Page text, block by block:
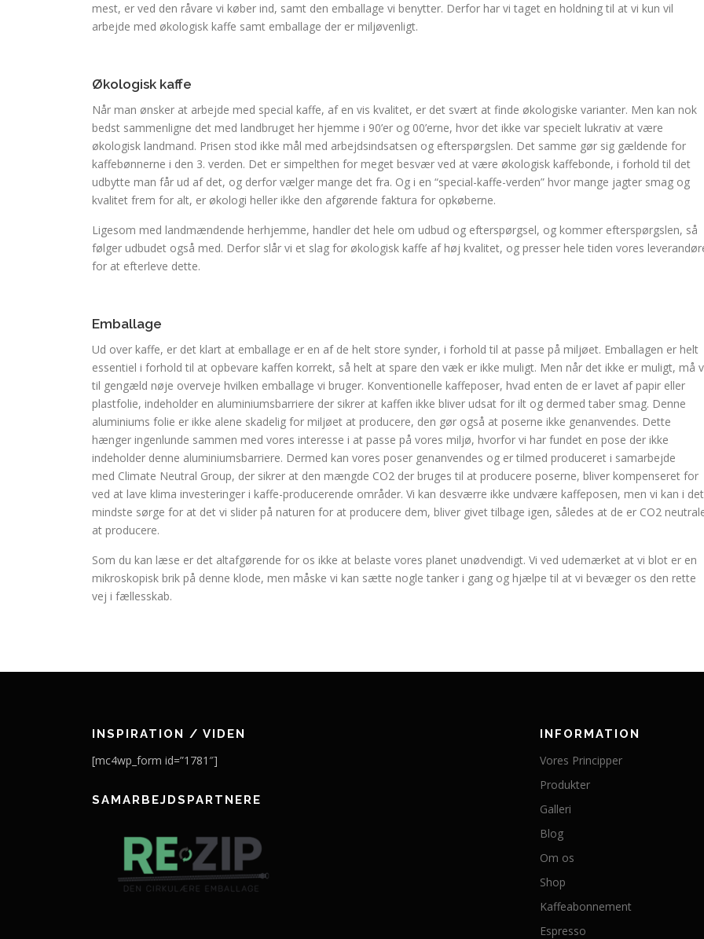
mest, er ved den råvare vi køber ind, samt den emballage vi benytter. Derfor har vi taget en holdning til at vi kun vil
arbejde med økologisk kaffe samt emballage der er miljøvenligt.
Økologisk kaffe
Når man ønsker at arbejde med special kaffe, af en vis kvalitet, er det svært at finde økologiske varianter. Men kan nok
bedst sammenligne det med landbruget her hjemme i 90’er og 00’erne, hvor det ikke var specielt lukrativ at være
økologisk landmand. Prisen stod ikke mål med arbejdsindsatsen og efterspørgslen. Det samme gør sig gældende for
kaffebønnerne i den 3. verden. Det er simpelthen for meget besvær ved at være økologisk kaffebonde, i forhold til det
udbytte man får ud af det, og derfor vælger mange det fra. Og i en “special-kaffe-verden” hvor mange jagter smag og
kvalitet frem for alt, er økologi heller ikke den afgørende faktura for opkøberne.
Ligesom med landmændende herhjemme, handler det hele om udbud og efterspørgsel, og kommer efterspørgslen, så
følger udbudet også med. Derfor slår vi et slag for økologisk kaffe af høj kvalitet, og presser hele tiden vores
for at efterleve dette.
Emballage
Ud over kaffe, er det klart at emballage er en af de helt store synder, i forhold til at passe på miljøet. Emballagen er helt
essentiel i forhold til at opbevare kaffen korrekt, så helt at spare den væk er ikke muligt. Men når det ikke er muligt, må
til gengæld nøje overveje hvilken emballage vi bruger. Konventionelle kaffeposer, hvad enten de er lavet af papir eller
plastfolie, indeholder en aluminiumsbarriere der sikrer at kaffen ikke bliver udsat for ilt og dermed taber smag. Denne
aluminiums folie er ikke alene skadelig for miljøet at producere, den gør også at poserne ikke genanvendes. Dette
hænger ingenlunde sammen med vores interesse i at passe på vores miljø, hvorfor vi har fundet en pose der ikke
indeholder denne aluminiumsbarriere. Dermed kan vores poser genanvendes og er tilmed produceret i samarbejde
med Climate Neutral Group, der sikrer at den mængde CO2 der bruges til at producere poserne, bliver kompenseret for
ved at lave klima investeringer i kaffe-producerende områder. Vi kan desværre ikke undvære kaffeposen, men vi kan i det
mindste sørge for at det vi slider på naturen for at producere dem, bliver givet tilbage igen, således at de er CO2
at producere.
Som du kan læse er det altafgørende for os ikke at belaste vores planet unødvendigt. Vi ved udemærket at vi blot er en
mikroskopisk brik på denne klode, men måske vi kan sætte nogle tanker i gang og hjælpe til at vi bevæger os den rette
vej i fællesskab.
INSPIRATION / VIDEN
[mc4wp_form id=”1781″]
SAMARBEJDSPARTNERE
INFORMATION
Vores Principper
Produkter
Galleri
Blog
Om os
Shop
Kaffeabonnement
Espresso